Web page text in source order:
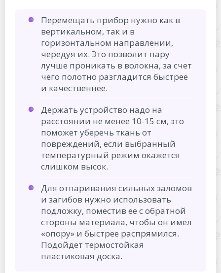
Перемещать прибор нужно как в
вертикальном, так и в
горизонтальном направлении,
чередуя их. Это позволит пару
лучше проникать в волокна, за счет
чего полотно разгладится быстрее
и качественнее.
Держать устройство надо на
расстоянии не менее 10-15 см, это
поможет уберечь ткань от
повреждений, если выбранный
температурный режим окажется
слишком высок.
Для отпаривания сильных заломов
и загибов нужно использовать
подложку, поместив ее с обратной
стороны материала, чтобы он имел
«опору» и быстрее распрямился.
Подойдет термостойкая
пластиковая доска.